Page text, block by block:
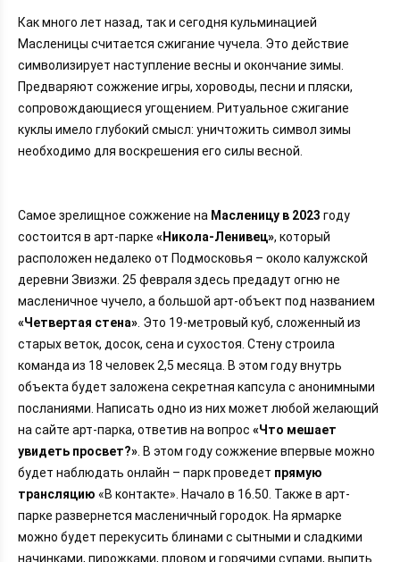
Как много лет назад, так и сегодня кульминацией
Масленицы считается сжигание чучела. Это действие
символизирует наступление весны и окончание зимы.
Предваряют сожжение игры, хороводы, песни и пляски,
сопровождающиеся угощением. Ритуальное сжигание
куклы имело глубокий смысл: уничтожить символ зимы
необходимо для воскрешения его силы весной.
Самое зрелищное сожжение на Масленицу в 2023 году
состоится в арт-парке «Никола-Ленивец», который
расположен недалеко от Подмосковья – около калужской
деревни Звизжи. 25 февраля здесь предадут огню не
масленичное чучело, а большой арт-объект под названием
«Четвертая стена». Это 19-метровый куб, сложенный из
старых веток, досок, сена и сухостоя. Стену строила
команда из 18 человек 2,5 месяца. В этом году внутрь
объекта будет заложена секретная капсула с анонимными
посланиями. Написать одно из них может любой желающий
на сайте арт-парка, ответив на вопрос «Что мешает
увидеть просвет?». В этом году сожжение впервые можно
будет наблюдать онлайн – парк проведет прямую
трансляцию «В контакте». Начало в 16.50. Также в арт-
парке развернется масленичный городок. На ярмарке
можно будет перекусить блинами с сытными и сладкими
начинками, пирожками, пловом и горячими супами, выпить